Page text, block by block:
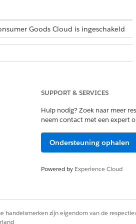
Goods Cloud is ingeschakeld
de instellingen van de afzonderlijke
gebruikersinstellingen,
SUPPORT & SERVICES
Hulp nodig? Zoek naar meer
neem contact met een expert
Ondersteuning ophalen
Powered by Experience Cloud
handelsmerken zijn eigendom van de